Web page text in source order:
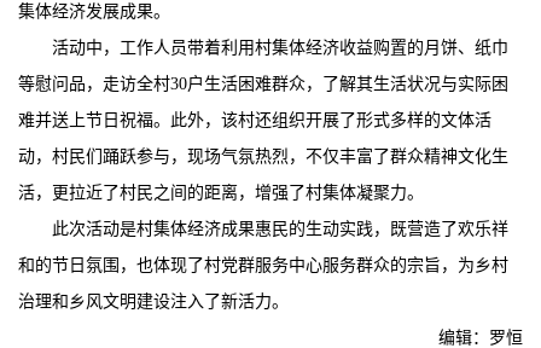
集体经济发展成果。
活动中，工作人员带着利用村集体经济收益购置的月饼、纸巾
等慰问品，走访全村30户生活困难群众，了解其生活状况与实际困
难并送上节日祝福。此外，该村还组织开展了形式多样的文体活
动，村民们踊跃参与，现场气氛热烈，不仅丰富了群众精神文化生
活，更拉近了村民之间的距离，增强了村集体凝聚力。
此次活动是村集体经济成果惠民的生动实践，既营造了欢乐祥
和的节日氛围，也体现了村党群服务中心服务群众的宗旨，为乡村
治理和乡风文明建设注入了新活力。
编辑：罗恒